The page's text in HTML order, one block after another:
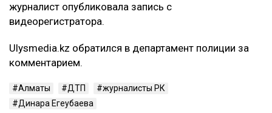
журналист опубликовала запись с
видеорегистратора.
Ulysmedia.kz обратился в департамент полиции за
комментарием.
Алматы ДТП
журналисты РК
Динара Егеубаева